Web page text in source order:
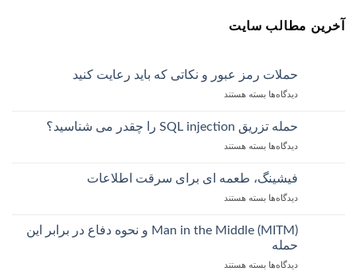
آخرین مطالب سایت
حملات رمز عبور و نکاتی که باید رعایت کنید
دیدگاه‌ها بسته هستند
حمله تزریق SQL injection را چقدر می شناسید؟
دیدگاه‌ها بسته هستند
فیشینگ، طعمه ای برای سرقت اطلاعات
دیدگاه‌ها بسته هستند
Man in the Middle (MITM) و نحوه دفاع در برابر این
حمله
دیدگاه‌ها بسته هستند